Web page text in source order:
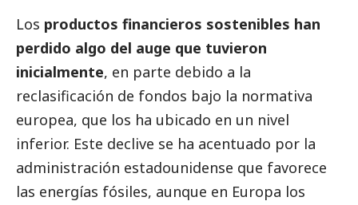
Los productos financieros sostenibles han
perdido algo del auge que tuvieron
inicialmente, en parte debido a la
reclasificación de fondos bajo la normativa
europea, que los ha ubicado en un nivel
inferior. Este declive se ha acentuado por la
administración estadounidense que favorece
las energías fósiles, aunque en Europa los